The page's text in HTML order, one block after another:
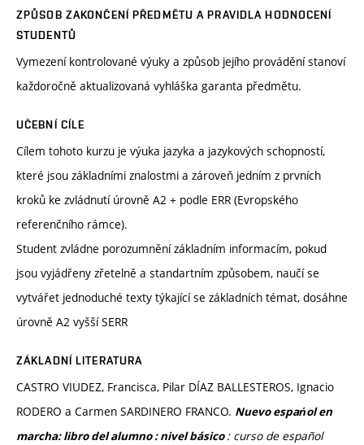
ZPŮSOB ZAKONČENÍ PŘEDMĚTU A PRAVIDLA HODNOCENÍ
STUDENTŮ
Vymezení kontrolované výuky a způsob jejího provádění stanoví
každoročně aktualizovaná vyhláška garanta předmětu.
UČEBNÍ CÍLE
Cílem tohoto kurzu je výuka jazyka a jazykových schopností,
které jsou základními znalostmi a zároveň jedním z prvních
kroků ke zvládnutí úrovně A2 + podle ERR (Evropského
referenčního rámce).
Student zvládne porozumnění základním informacím, pokud
jsou vyjádřeny zřetelně a standartním způsobem, naučí se
vytvářet jednoduché texty týkající se základních témat, dosáhne
úrovně A2 vyšší SERR
ZÁKLADNÍ LITERATURA
CASTRO VIUDEZ, Francisca, Pilar DÍAZ BALLESTEROS, Ignacio
RODERO a Carmen SARDINERO FRANCO. Nuevo espańol en
marcha: libro del alumno : nivel básico : curso de español